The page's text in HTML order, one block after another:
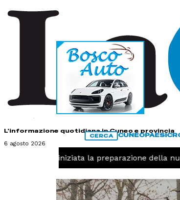
L'informazione quotidiana in Cuneo e provincia
6 agosto 2026
CERCA CUNEOPAESI
Pallavolo, iniziata la preparazione della